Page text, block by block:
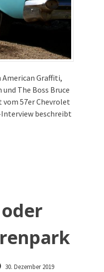
Graffiti,
The Boss Bruce
vom 57er Chevrolet
beschreibt
30. Dezember 2019